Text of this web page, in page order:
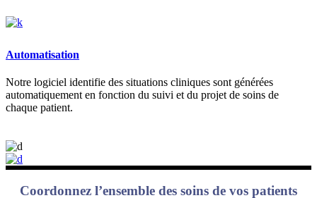
Automatisation
Notre logiciel identifie des situations cliniques sont générées
automatiquement en fonction du suivi et du projet de soins de
chaque patient.
Coordonnez l’ensemble des soins de vos patients